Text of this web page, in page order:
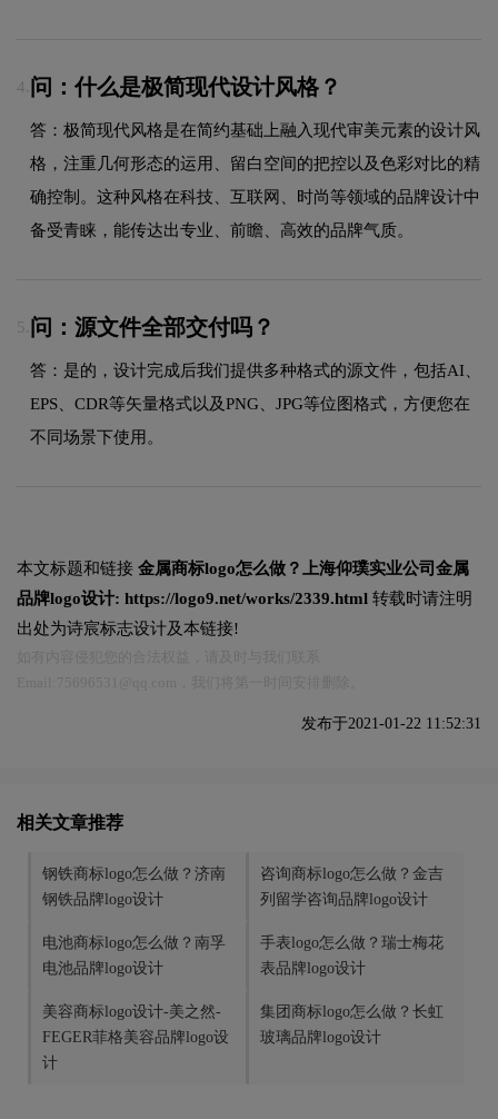
4. 问：什么是极简现代设计风格？
答：极简现代风格是在简约基础上融入现代审美元素的设计风
格，注重几何形态的运用、留白空间的把控以及色彩对比的精
确控制。这种风格在科技、互联网、时尚等领域的品牌设计中
备受青睐，能传达出专业、前瞻、高效的品牌气质。
5. 问：源文件全部交付吗？
答：是的，设计完成后我们提供多种格式的源文件，包括AI、
EPS、CDR等矢量格式以及PNG、JPG等位图格式，方便您在
不同场景下使用。
本文标题和链接 金属商标logo怎么做？上海仰璞实业公司金属
品牌logo设计: https://logo9.net/works/2339.html 转载时请注明
出处为诗宸标志设计及本链接!
发布于2021-01-22 11:52:31
相关文章推荐
钢铁商标logo怎么做？济南
钢铁品牌logo设计
咨询商标logo怎么做？金吉
列留学咨询品牌logo设计
电池商标logo怎么做？南孚
电池品牌logo设计
手表logo怎么做？瑞士梅花
表品牌logo设计
美容商标logo设计-美之然-
FEGER菲格美容品牌logo设
计
集团商标logo怎么做？长虹
玻璃品牌logo设计